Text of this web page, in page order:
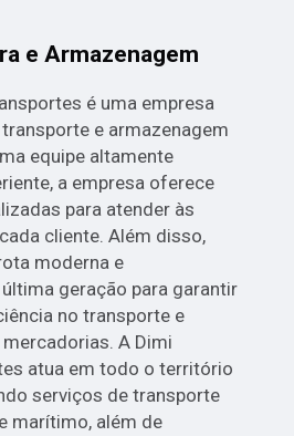
e Armazenagem
é uma empresa
e armazenagem
equipe altamente
a empresa oferece
para atender às
cliente. Além disso,
moderna e
geração para garantir
no transporte e
A Dimi
atua em todo o território
serviços de transporte
marítimo, além de